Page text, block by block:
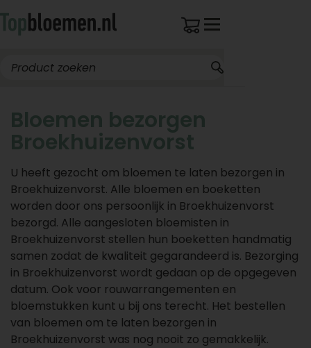
Bloemen bezorgen
Broekhuizenvorst
U heeft gezocht om bloemen te laten bezorgen in
Broekhuizenvorst. Alle bloemen en boeketten
worden door ons persoonlijk in Broekhuizenvorst
bezorgd. Alle aangesloten bloemisten in
Broekhuizenvorst stellen hun boeketten handmatig
samen zodat de kwaliteit gegarandeerd is. Bezorging
in Broekhuizenvorst wordt gedaan op de opgegeven
datum. Ook voor rouwarrangementen en
bloemstukken kunt u bij ons terecht. Het bestellen
van bloemen om te laten bezorgen in
Broekhuizenvorst was nog nooit zo gemakkelijk.